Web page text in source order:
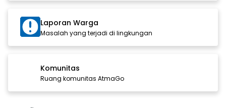
Laporan Warga
Masalah yang terjadi di lingkungan
Komunitas
Ruang komunitas AtmaGo